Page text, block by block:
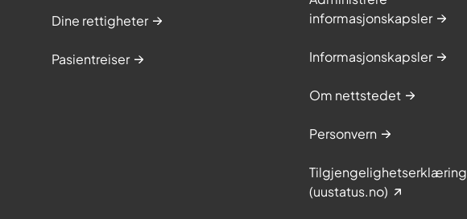
Dine rettigheter
Pasientreiser
informasjonskapsler
Informasjonskapsler
Om nettstedet
Personvern
Tilgjengelighetserklæring
(uustatus.no)